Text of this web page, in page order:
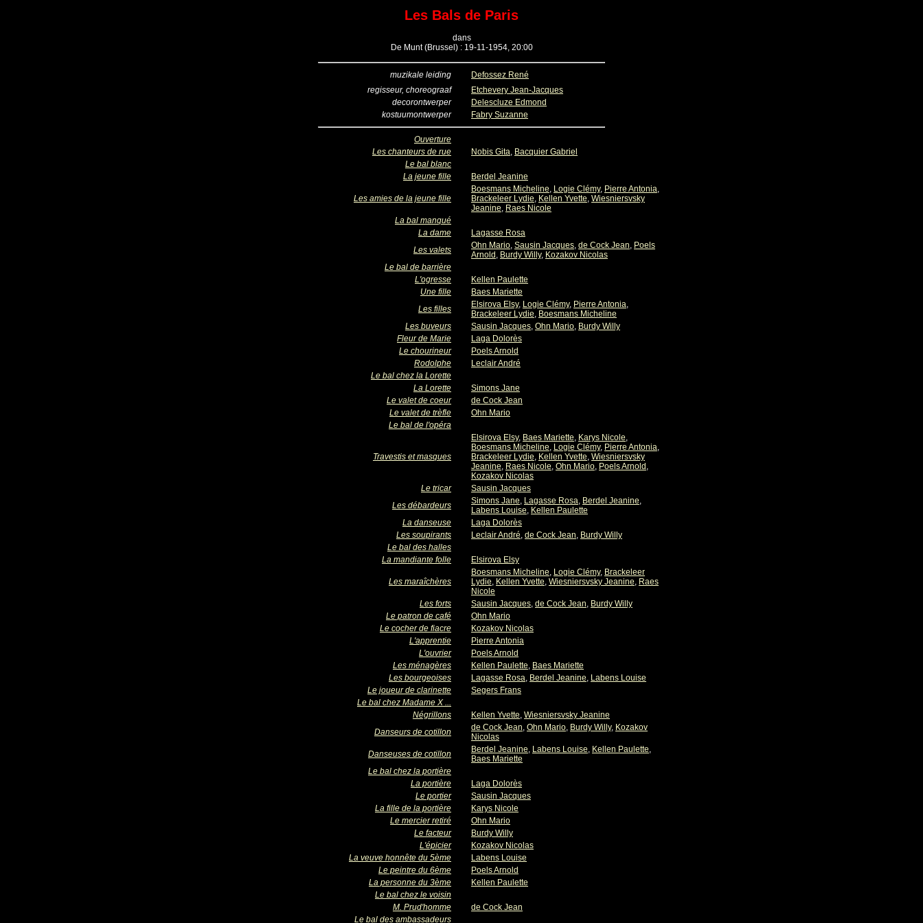
Les Bals de Paris
dans
De Munt (Brussel) : 19-11-1954, 20:00
muzikale leiding
Defossez René
regisseur, choreograaf
Etchevery Jean-Jacques
decorontwerper
Delescluze Edmond
kostuumontwerper
Fabry Suzanne
Ouverture
Les chanteurs de rue
Nobis Gita, Bacquier Gabriel
Le bal blanc
La jeune fille
Berdel Jeanine
Les amies de la jeune fille
Boesmans Micheline, Logie Clémy, Pierre Antonia,
Brackeleer Lydie, Kellen Yvette, Wiesniersvsky
Jeanine, Raes Nicole
La bal manqué
La dame
Lagasse Rosa
Les valets
Ohn Mario, Sausin Jacques, de Cock Jean, Poels
Arnold , Burdy Willy, Kozakov Nicolas
Le bal de barrière
L'ogresse
Kellen Paulette
Une fille
Baes Mariette
Les filles
Elsirova Elsy, Logie Clémy, Pierre Antonia,
Brackeleer Lydie, Boesmans Micheline
Les buveurs
Sausin Jacques, Ohn Mario, Burdy Willy
Fleur de Marie
Laga Dolorès
Le chourineur
Poels Arnold
Rodolphe
Leclair André
Le bal chez la Lorette
La Lorette
Simons Jane
Le valet de coeur
de Cock Jean
Le valet de trèfle
Ohn Mario
Le bal de l'opéra
Travestis et masques
Elsirova Elsy, Baes Mariette, Karys Nicole,
Boesmans Micheline, Logie Clémy, Pierre Antonia,
Brackeleer Lydie, Kellen Yvette, Wiesniersvsky
Jeanine, Raes Nicole, Ohn Mario, Poels Arnold ,
Kozakov Nicolas
Le tricar
Sausin Jacques
Les débardeurs
Simons Jane, Lagasse Rosa, Berdel Jeanine,
Labens Louise, Kellen Paulette
La danseuse
Laga Dolorès
Les soupirants
Leclair André, de Cock Jean, Burdy Willy
Le bal des halles
La mandiante folle
Elsirova Elsy
Les maraîchères
Boesmans Micheline, Logie Clémy, Brackeleer
Lydie, Kellen Yvette, Wiesniersvsky Jeanine, Raes
Nicole
Les forts
Sausin Jacques, de Cock Jean, Burdy Willy
Le patron de café
Ohn Mario
Le cocher de fiacre
Kozakov Nicolas
L'apprentie
Pierre Antonia
L'ouvrier
Poels Arnold
Les ménagères
Kellen Paulette, Baes Mariette
Les bourgeoises
Lagasse Rosa, Berdel Jeanine, Labens Louise
Le joueur de clarinette
Segers Frans
Le bal chez Madame X ...
Négrillons
Kellen Yvette, Wiesniersvsky Jeanine
Danseurs de cotillon
de Cock Jean, Ohn Mario, Burdy Willy, Kozakov
Nicolas
Danseuses de cotillon
Berdel Jeanine, Labens Louise, Kellen Paulette,
Baes Mariette
Le bal chez la portière
La portière
Laga Dolorès
Le portier
Sausin Jacques
La fille de la portière
Karys Nicole
Le mercier retiré
Ohn Mario
Le facteur
Burdy Willy
L'épicier
Kozakov Nicolas
La veuve honnête du 5ème
Labens Louise
Le peintre du 6ème
Poels Arnold
La personne du 3ème
Kellen Paulette
Le bal chez le voisin
M. Prud'homme
de Cock Jean
Le bal des ambassadeurs